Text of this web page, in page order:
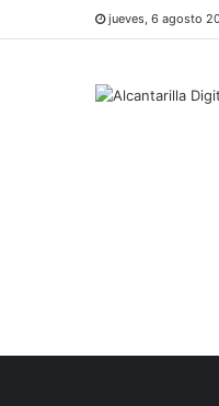
jueves, 6 agosto